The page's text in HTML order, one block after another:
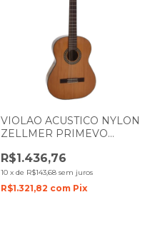
VIOLAO ACUSTICO NYLON
ZELLMER PRIMEVO
BRILHO COM CAPA 2107
R$1.436,76
10 x de R$143,68 sem juros
R$1.321,82 com Pix